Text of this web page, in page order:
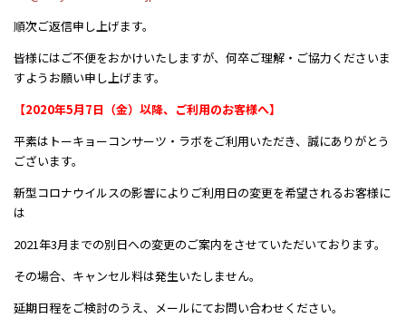
順次ご返信申し上げます。
皆様にはご不便をおかけいたしますが、何卒ご理解・ご協力くださいま
すようお願い申し上げます。
【2020年5月7日（金）以降、ご利用のお客様へ】
平素はトーキョーコンサーツ・ラボをご利用いただき、誠にありがとう
ございます。
新型コロナウイルスの影響によりご利用日の変更を希望されるお客様に
は
2021年3月までの別日への変更のご案内をさせていただいております。
その場合、キャンセル料は発生いたしません。
延期日程をご検討のうえ、メールにてお問い合わせください。